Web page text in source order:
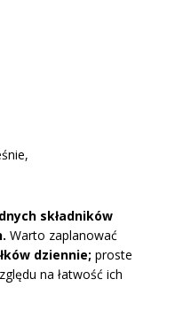
składników
Warto zaplanować
dziennie; proste
na łatwość ich